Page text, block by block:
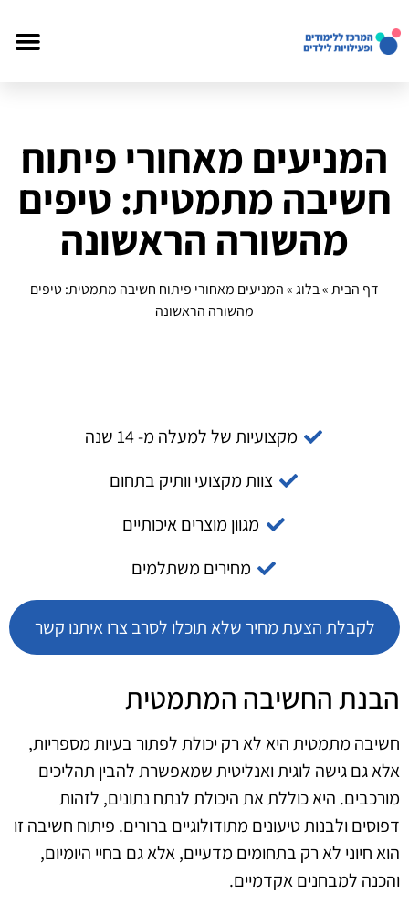
המניעים מאחורי פיתוח
חשיבה מתמטית: טיפים
מהשורה הראשונה
דף הבית»בלוג»המניעים מאחורי פיתוח חשיבה מתמטית: טיפים
מהשורה הראשונה
מקצועיות של למעלה מ- 14 שנה
צוות מקצועי וותיק בתחום
מגוון מוצרים איכותיים
מחירים משתלמים
לקבלת הצעת מחיר שלא תוכלו לסרב צרו איתנו קשר
הבנת החשיבה המתמטית
חשיבה מתמטית היא לא רק יכולת לפתור בעיות מספריות,
אלא גם גישה לוגית ואנליטית שמאפשרת להבין תהליכים
מורכבים. היא כוללת את היכולת לנתח נתונים, לזהות
דפוסים ולבנות טיעונים מתודולוגיים ברורים. פיתוח חשיבה זו
הוא חיוני לא רק בתחומים מדעיים, אלא גם בחיי היומיום,
והכנה למבחנים אקדמיים.